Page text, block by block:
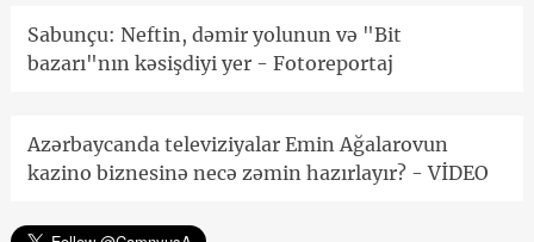
Sabunçu: Neftin, dəmir yolunun və "Bit
bazarı"nın kəsişdiyi yer - Fotoreportaj
Azərbaycanda televiziyalar Emin Ağalarovun
kazino biznesinə necə zəmin hazırlayır? - VİDEO